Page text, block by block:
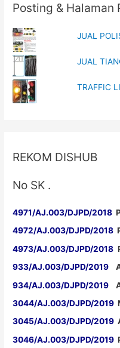
Posting & Halaman
JUAL
JUAL
TRAFFIC
REKOM DISHUB
No SK .
4971/AJ.003/DJPD/2018
4972/AJ.003/DJPD/2018
4973/AJ.003/DJPD/2018
933/AJ.003/DJPD/2019
934/AJ.003/DJPD/2019
3044/AJ.003/DJPD/2019
3045/AJ.003/DJPD/2019
3046/AJ.003/DJPD/2019